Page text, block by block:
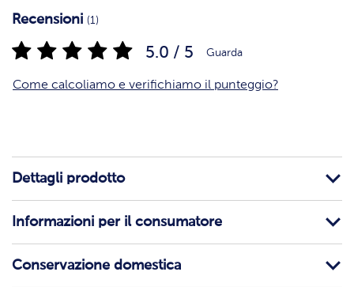
Recensioni (1)
5.0 / 5 Guarda
Come calcoliamo e verifichiamo il punteggio?
Dettagli prodotto
Informazioni per il consumatore
Conservazione domestica